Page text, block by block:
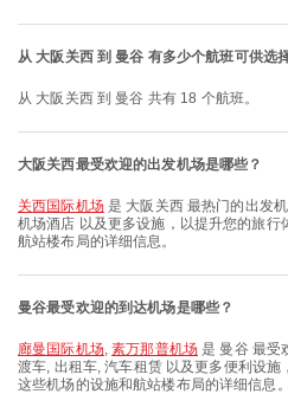
从 大阪关西 到 曼谷 有多少个航班可供选
从 大阪关西 到 曼谷 共有 18 个航班。
大阪关西最受欢迎的出发机场是哪些？
关西国际机场是 大阪关西 最热门的出发
机场酒店 以及更多设施，以提升您的旅行
航站楼布局的详细信息。
曼谷最受欢迎的到达机场是哪些？
廊曼国际机场,素万那普机场是 曼谷 最受
渡车, 出租车, 汽车租赁 以及更多便利设
这些机场的设施和航站楼布局的详细信息。